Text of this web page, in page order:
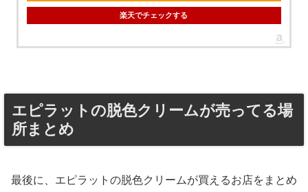
楽天でチェックする
エピラットの脱色クリームが売ってる場
所まとめ
最後に、エピラットの脱色クリームが買えるお店をまとめ